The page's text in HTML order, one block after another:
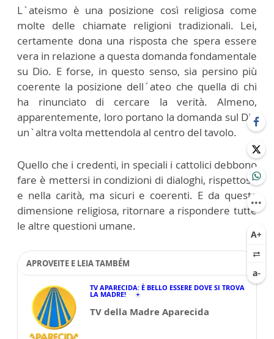
L`ateismo è una posizione così religiosa come
molte delle chiamate religioni tradizionali. Lei,
certamente dona una risposta che spera essere
vera in relazione a questa domanda fondamentale
su Dio. E forse, in questo senso, sia persino più
coerente la posizione dell´ateo che quella di chi
ha rinunciato di cercare la verità. Almeno,
apparentemente, loro portano la domanda sul Dio
un`altra volta mettendola al centro del tavolo.
Quello che i credenti, in speciali i cattolici debbono
fare è mettersi in condizioni di dialoghi, rispettoso
e nella carità, ma sicuri e coerenti. E da questa
dimensione religiosa, ritornare a rispondere tutte
le altre questioni umane.
APROVEITE E LEIA TAMBÉM
TV APARECIDA: È BELLO ESSERE DOVE SI TROVA
LA MADRE!
TV della Madre Aparecida